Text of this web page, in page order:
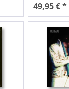
49,95 € *